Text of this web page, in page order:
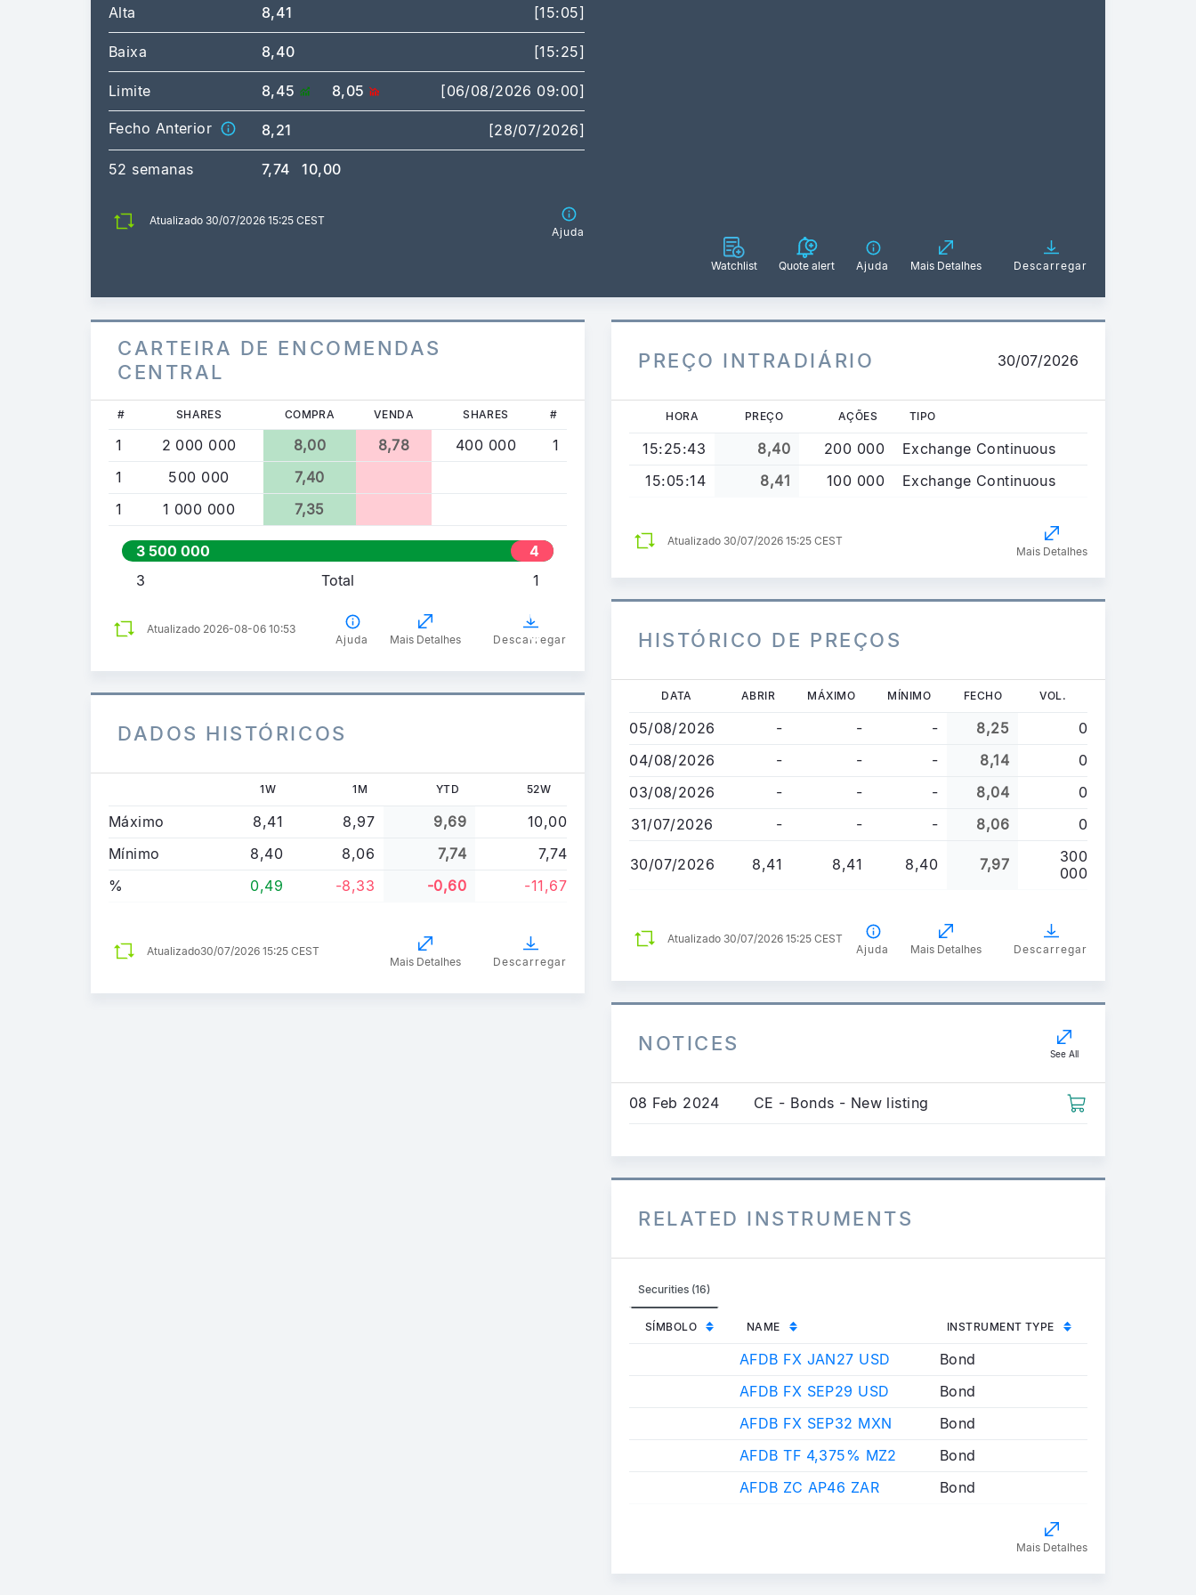
Alta 8,41 [15:05]
Baixa 8,40 [15:25]
Limite 8,45 8,05 [06/08/2026 09:00]
Fecho Anterior 8,21 [28/07/2026]
52 semanas 7,74 10,00
Atualizado 30/07/2026 15:25 CEST
Ajuda
Watchlist Quote alert Ajuda Mais Detalhes Descarregar
CARTEIRA DE ENCOMENDAS
CENTRAL
# SHARES COMPRA VENDA SHARES #
1 2 000 000 8,00 8,78 400 000
1
1
500 000
7,40
1
1 000 000 7,35
3 500 000
4
0
0
0
3 Total 1
Atualizado 2026-08-06 10:53
Ajuda
Mais Detalhes Descarregar
DADOS HISTÓRICOS
1W 1M YTD 52W
Máximo 8,41 8,97 9,69
10,00
Mínimo
8,40 8,06 7,74
7,74
%
0,49 -8,33 -0,60 -11,67
Atualizado30/07/2026 15:25 CEST
Mais Detalhes
Descarregar
PREÇO INTRADIÁRIO 30/07/2026
HORA PREÇO AÇÕES TIPO
15:25:43 8,40 200 000
Exchange Continuous
15:05:14
8,41 100 000 Exchange Continuous
Atualizado 30/07/2026 15:25 CEST
Mais Detalhes
HISTÓRICO DE PREÇOS
Passar
o
conteúdo
DATA ABRIR MÁXIMO MÍNIMO FECHO VOL.
05/08/2026 - - - 8,25
0
04/08/2026
- - - 8,14
0
03/08/2026
- - - 8,04
0
31/07/2026
- - - 8,06 0
30/07/2026 8,41 8,41 8,40 7,97
300
000
Atualizado 30/07/2026 15:25 CEST
Ajuda
Mais Detalhes Descarregar
NOTICES See All
08 Feb 2024 CE - Bonds - New listing
RELATED INSTRUMENTS
Securities (16)
SÍMBOLO NAME INSTRUMENT TYPE
AFDB FX JAN27 USD
Bond
AFDB FX SEP29 USD
Bond
AFDB FX SEP32 MXN
Bond
AFDB TF 4,375% MZ2
Bond
AFDB ZC AP46 ZAR
Bond
Mais Detalhes